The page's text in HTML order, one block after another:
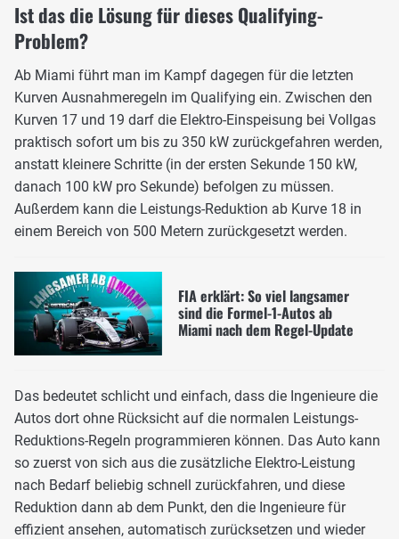
Ist das die Lösung für dieses Qualifying-
Problem?
Ab Miami führt man im Kampf dagegen für die letzten
Kurven Ausnahmeregeln im Qualifying ein. Zwischen den
Kurven 17 und 19 darf die Elektro-Einspeisung bei Vollgas
praktisch sofort um bis zu 350 kW zurückgefahren werden,
anstatt kleinere Schritte (in der ersten Sekunde 150 kW,
danach 100 kW pro Sekunde) befolgen zu müssen.
Außerdem kann die Leistungs-Reduktion ab Kurve 18 in
einem Bereich von 500 Metern zurückgesetzt werden.
FIA erklärt: So viel langsamer
sind die Formel-1-Autos ab
Miami nach dem Regel-Update
Das bedeutet schlicht und einfach, dass die Ingenieure die
Autos dort ohne Rücksicht auf die normalen Leistungs-
Reduktions-Regeln programmieren können. Das Auto kann
so zuerst von sich aus die zusätzliche Elektro-Leistung
nach Bedarf beliebig schnell zurückfahren, und diese
Reduktion dann ab dem Punkt, den die Ingenieure für
effizient ansehen, automatisch zurücksetzen und wieder